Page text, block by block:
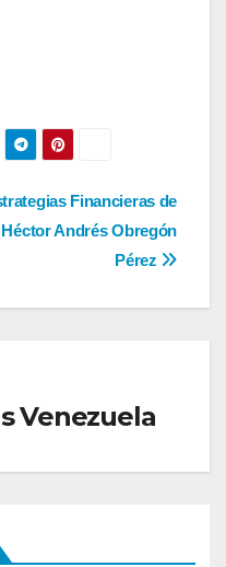
Financieras de
Héctor Andrés Obregón
Pérez
Venezuela